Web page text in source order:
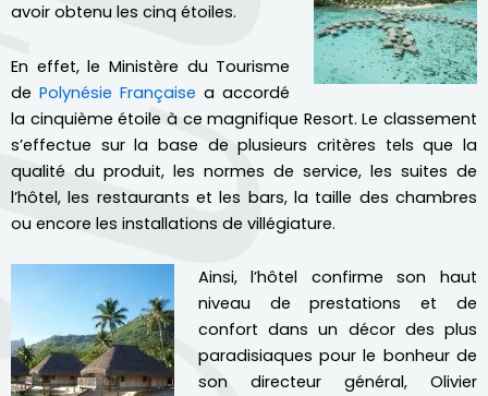
avoir obtenu les cinq étoiles.
En effet, le Ministère du Tourisme
dePolynésie Française a accordé
la cinquième étoile à ce magnifique Resort. Le classement
s’effectue sur la base de plusieurs critères tels que la
qualité du produit, les normes de service, les suites de
l’hôtel, les restaurants et les bars, la taille des chambres
ou encore les installations de villégiature.
Ainsi, l’hôtel confirme son haut
niveau de prestations et de
confort dans un décor des plus
paradisiaques pour le bonheur de
son directeur général, Olivier